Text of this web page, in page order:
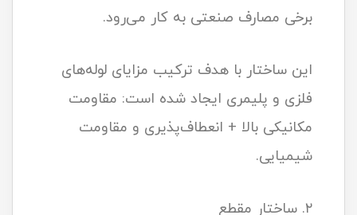
برخی مصارف صنعتی به کار می‌رود.
این ساختار با هدف ترکیب مزایای لوله‌های
فلزی و پلیمری ایجاد شده است: مقاومت
مکانیکی بالا + انعطاف‌پذیری و مقاومت
شیمیایی.
۲. ساختار مقطع